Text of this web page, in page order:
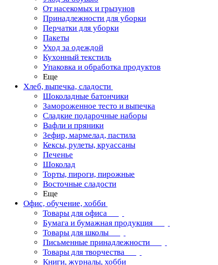
От насекомых и грызунов
Принадлежности для уборки
Перчатки для уборки
Пакеты
Уход за одеждой
Кухонный текстиль
Упаковка и обработка продуктов
Еще
Хлеб, выпечка, сладости
Шоколадные батончики
Замороженное тесто и выпечка
Сладкие подарочные наборы
Вафли и пряники
Зефир, мармелад, пастила
Кексы, рулеты, круассаны
Печенье
Шоколад
Торты, пироги, пирожные
Восточные сладости
Еще
Офис, обучение, хобби
Товары для офиса
Бумага и бумажная продукция
Товары для школы
Письменные принадлежности
Товары для творчества
Книги, журналы, хобби